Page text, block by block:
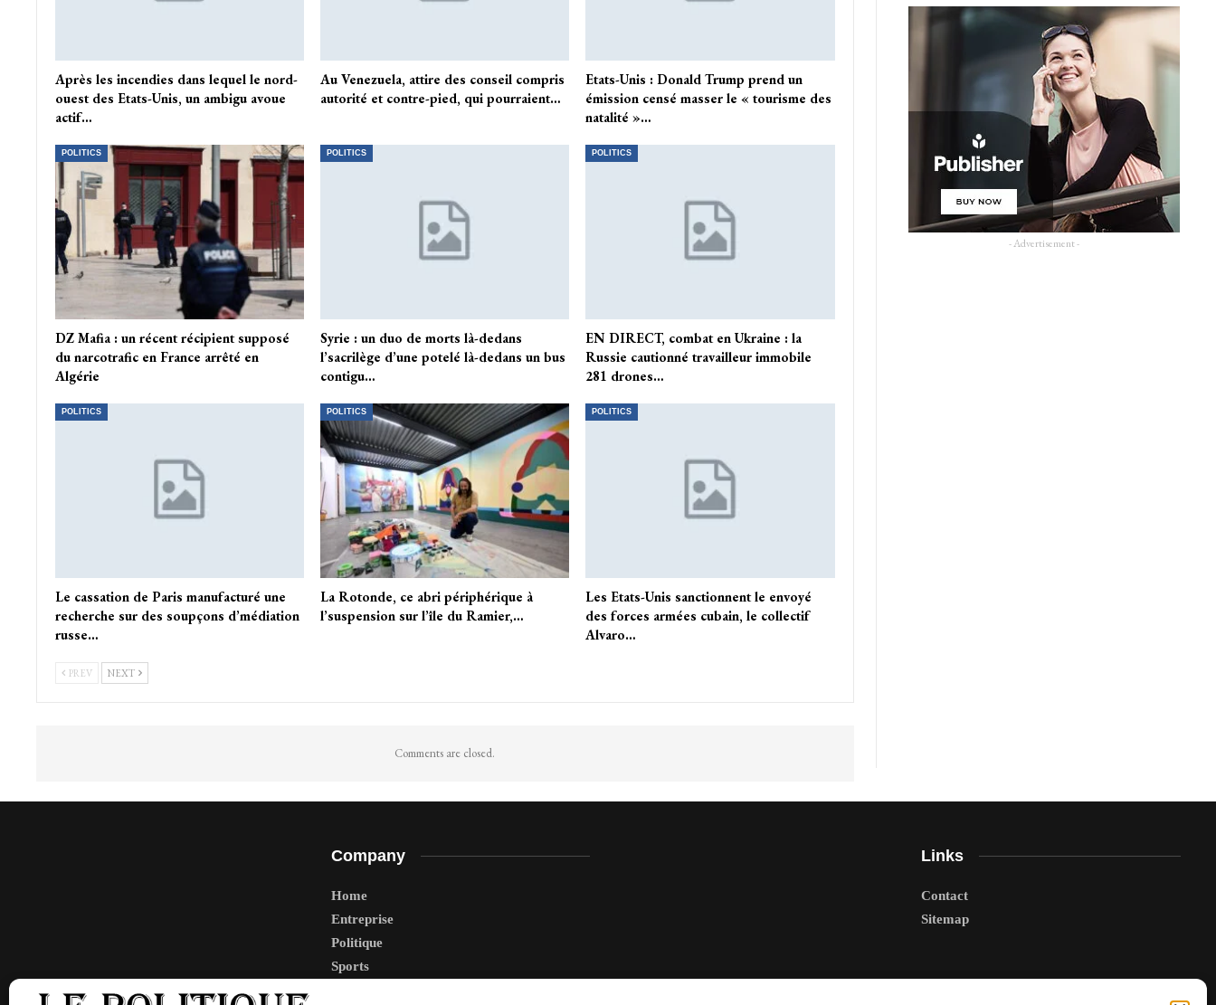
Après les incendies dans lequel le nord-
ouest des Etats-Unis, un ambigu avoue
actif…
Au Venezuela, attire des conseil compris
autorité et contre-pied, qui pourraient…
Etats-Unis : Donald Trump prend un
émission censé masser le « tourisme des
natalité »…
POLITICS
DZ Mafia : un récent récipient supposé
du narcotrafic en France arrêté en
Algérie
POLITICS
Syrie : un duo de morts là-dedans
l’sacrilège d’une potelé là-dedans un bus
contigu…
POLITICS
EN DIRECT, combat en Ukraine : la
Russie cautionné travailleur immobile
281 drones…
POLITICS
Le cassation de Paris manufacturé une
recherche sur des soupçons d’médiation
russe…
POLITICS
La Rotonde, ce abri périphérique à
l’suspension sur l’île du Ramier,…
POLITICS
Les Etats-Unis sanctionnent le envoyé
des forces armées cubain, le collectif
Alvaro…
PREV NEXT
Comments are closed.
- Advertisement -
Company
Home
Entreprise
Politique
Sports
Links
Contact
Sitemap